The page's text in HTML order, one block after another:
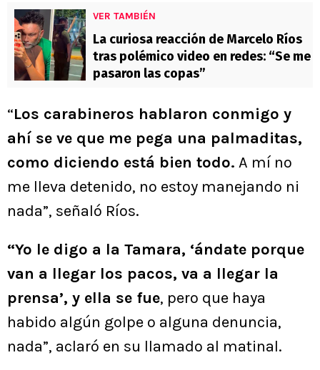
VER TAMBIÉN
La curiosa reacción de Marcelo Ríos
tras polémico video en redes: “Se me
pasaron las copas”
“Los carabineros hablaron conmigo y
ahí se ve que me pega una palmaditas,
como diciendo está bien todo. A mí no
me lleva detenido, no estoy manejando ni
nada”, señaló Ríos.
“Yo le digo a la Tamara, ‘ándate porque
van a llegar los pacos, va a llegar la
prensa’, y ella se fue, pero que haya
habido algún golpe o alguna denuncia,
nada”, aclaró en su llamado al matinal.